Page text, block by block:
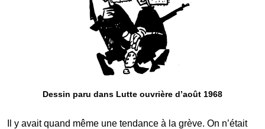
Dessin paru dans Lutte ouvrière d’août 1968
Il y avait quand même une tendance à la grève. On n’était